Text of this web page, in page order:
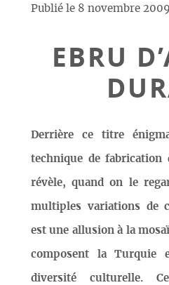
Publié le 8 novembre 2009
EBRU
Derrière ce titre
technique de fabrication
révèle, quand on le
multiples variations de
est une allusion à la
composent la Turquie
diversité culturelle.